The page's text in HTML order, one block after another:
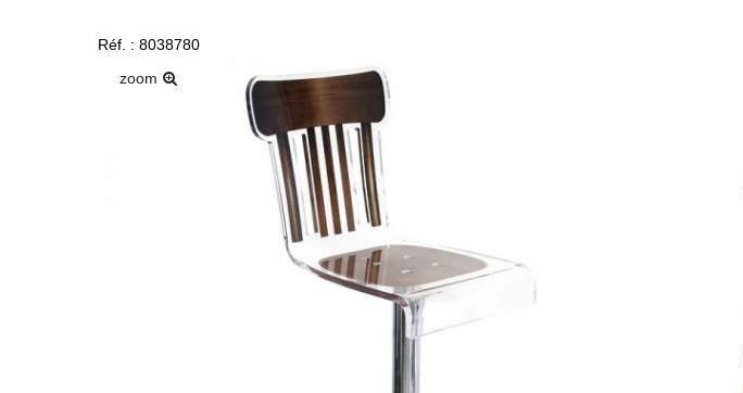
Réf. : 8038780
zoom